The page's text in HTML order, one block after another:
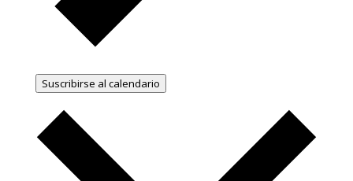
Suscribirse al calendario